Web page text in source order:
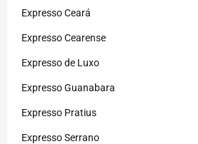
Expresso Ceará
Expresso Cearense
Expresso de Luxo
Expresso Guanabara
Expresso Pratius
Expresso Serrano